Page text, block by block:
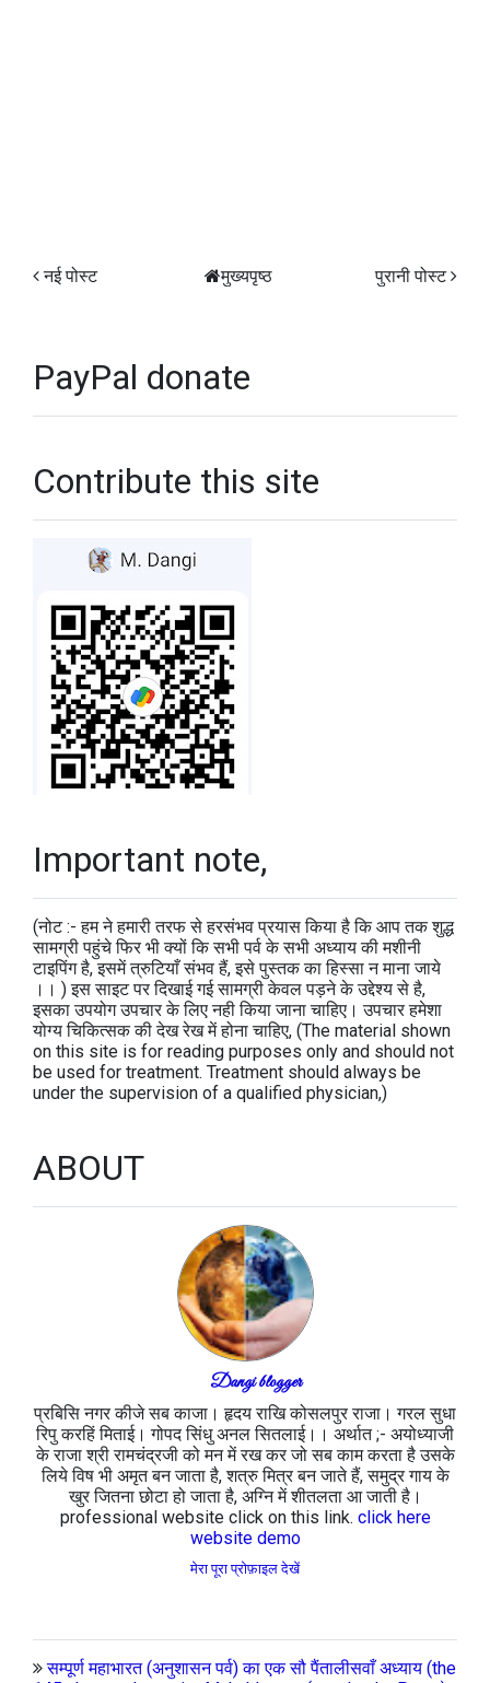
नई पोस्ट पुरानी पोस्ट
मुख्यपृष्ठ
PayPal donate
Contribute this site
Important note,
(नोट :- हम ने हमारी तरफ से हरसंभव प्रयास किया है कि आप तक शुद्ध
सामग्री पहुंचे फिर भी क्यों कि सभी पर्व के सभी अध्याय की मशीनी
टाइपिंग है, इसमें त्रुटियाँ संभव हैं, इसे पुस्तक का हिस्सा न माना जाये
।। ) इस साइट पर दिखाई गई सामग्री केवल पड़ने के उद्देश्य से है,
इसका उपयोग उपचार के लिए नही किया जाना चाहिए। उपचार हमेशा
योग्य चिकित्सक की देख रेख में होना चाहिए, (The material shown
on this site is for reading purposes only and should not
be used for treatment. Treatment should always be
under the supervision of a qualified physician,)
ABOUT
Dangi blogger
प्रबिसि नगर कीजे सब काजा। हृदय राखि कोसलपुर राजा। गरल सुधा
रिपु करहिं मिताई। गोपद सिंधु अनल सितलाई।। अर्थात ;- अयोध्याजी
के राजा श्री रामचंद्रजी को मन में रख कर जो सब काम करता है उसके
लिये विष भी अमृत बन जाता है, शत्रु मित्र बन जाते हैं, समुद्र गाय के
खुर जितना छोटा हो जाता है, अग्नि में शीतलता आ जाती है।
professional website click on this link. click here
website demo
मेरा पूरा प्रोफ़ाइल देखें
सम्पूर्ण महाभारत (अनुशासन पर्व) का एक सौ पैंतालीसवाँ अध्याय (the